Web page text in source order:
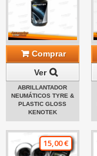
Comprar
Ver
ABRILLANTADOR
NEUMÁTICOS TYRE &
PLASTIC GLOSS
KENOTEK
15,00 €